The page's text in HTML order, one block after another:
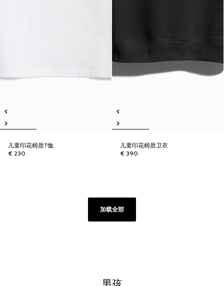
儿童印花棉质T恤
€ 230
儿童印花棉质卫衣
€ 390
加载全部
男孩